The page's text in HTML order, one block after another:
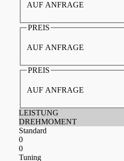
AUF ANFRAGE
PREIS
AUF ANFRAGE
PREIS
AUF ANFRAGE
LEISTUNG
DREHMOMENT
Standard
0
0
Tuning